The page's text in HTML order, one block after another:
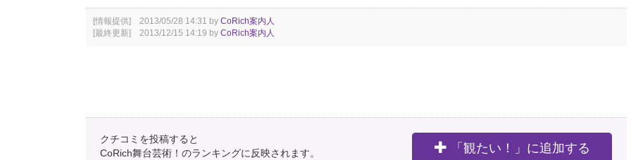
[情報提供] 2013/05/28 14:31 by CoRich案内人
[最終更新] 2013/12/15 14:19 by CoRich案内人
クチコミを投稿すると
CoRich舞台芸術！のランキングに反映されます。
「観たい！」に追加する